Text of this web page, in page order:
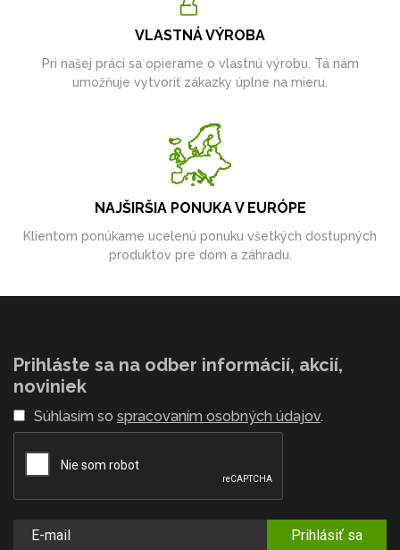
VLASTNÁ VÝROBA
Pri našej práci sa opierame o vlastnú výrobu. Tá nám
umožňuje vytvoriť zákazky úplne na mieru.
NAJŠIRŠIA PONUKA V EURÓPE
Klientom ponúkame ucelenú ponuku všetkých dostupných
produktov pre dom a záhradu.
Prihláste sa na odber informácií, akcií,
noviniek
Súhlasím so spracovaním osobných údajov.
Prihlásiť sa